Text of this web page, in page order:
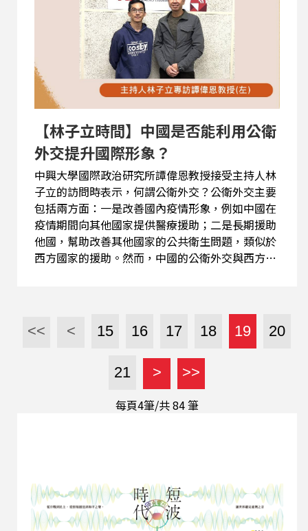
教育，了解當地環境規範後才能進入，這樣不僅能
提升旅遊品質，也能確保台灣的觀光資源不會因過
度開放而受損。 節目中兩位專家還探討了兩岸在經
貿關係上則上一直處於「動態滾動」，到底兩岸經
貿是逐漸脫勾還是剪不斷？以及在台灣，有人視中
國為機會，也有人視之為威脅，但是沒有人會反對
台灣必須強化世界鏈結，請問缺乏國際承認的台
灣，應該怎麼來作來鏈結世界？想...
【林子立時間】中國是否能利用公衛
外交提升國際形象？
中興大學國際政治研究所譚偉恩教授接受主持人林
子立的訪問時表示，何謂公衛外交？公衛外交主要
包括兩方面：一是改善國內疫情形象，例如中國在
疫情期間向其他國家提供醫療援助；二是長期援助
他國，幫助改善其他國家的公共衛生問題，類似於
西方國家的援助。然而，中國的公衛外交與西方國
來建立關係。 節目中，林子立詢問中國的公衛外交
失敗原因何在？譚偉恩指出，中國在進行公衛外交
時，常常實際上卻有經濟外交的目的，例如通過提
供援助要求對方支持中國的立場或公開表態，因此
難以達到改善形象的效果。 譚偉恩認為，中國的公
衛外交難以算是真正的「軟實力」，因為它缺乏吸
性和吸引力，能夠在全球擁有較高的影響力。中國
的公衛外交雖然有助於改善某些國家的公共衛生問
題，但背後的政治目的使得中國的外交努力未必能
<< < 15 16 17 18 19 20
21 > >>
每頁4筆/共84筆